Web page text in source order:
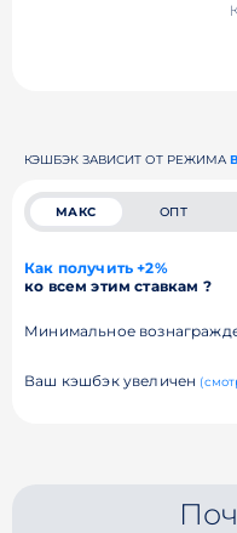
КЭШБЭК ЗАВИСИТ ОТ РЕЖИМА
МАКС ОПТ
Как получить +2%
ко всем этим ставкам ?
Минимальное
Ваш кэшбэк увеличен